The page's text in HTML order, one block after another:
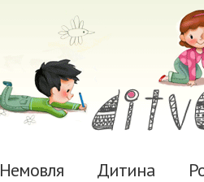
Немовля Дитина